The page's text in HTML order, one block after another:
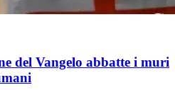
del Vangelo abbatte i muri